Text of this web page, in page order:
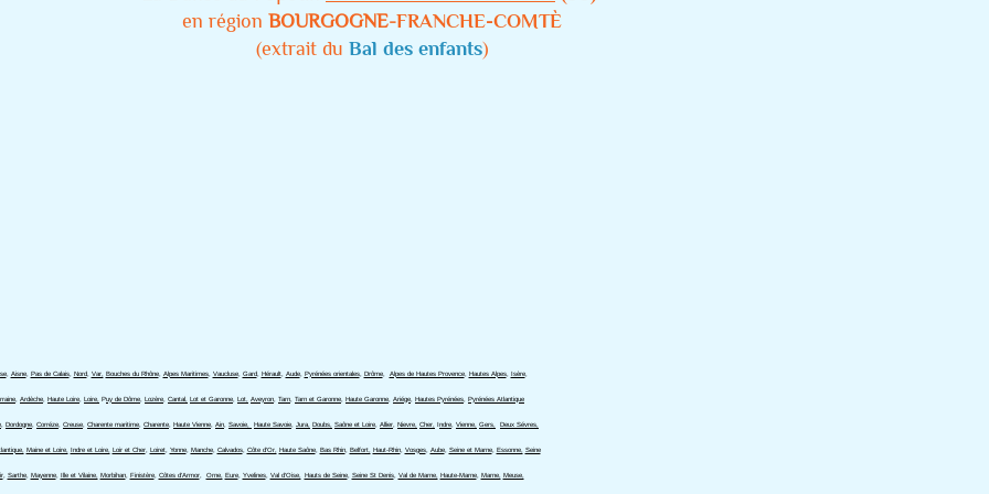
en région BOURGOGNE-FRANCHE-COMTÈ
(extrait du Bal des enfants)
, Aisne, Pas de Calais, Nord, Var, Bouches du Rhône, Alpes Maritimes, Vaucluse, Gard, Hérault, Aude, Pyrénées orientales, Drôme, Alpes de Hautes Provence, Hautes Alpes, Isère,
Ardèche Haute Loire Loire, Puy de Dôme Lozère Cantal, Lot et Garonne Lot, Aveyron Tarn Tarn et Garonne Haute Garonne Ariége Hautes Pyrénées Pyrénées Atlantique
Dordogne Corréze Creuse Charente maritime Charente Haute Vienne Ain Savoie, Haute Savoie Jura, Doubs, Saône et Loire Allier Nievre, Cher, Indre Vienne, Gers, Deux Sévres,
Maine et Loire, Indre et Loire, Loir et Cher, Loiret, Yonne, Manche, Calvados, Côte d'Or, Haute Saône, Bas Rhin, Belfort, Haut-Rhin, Vosges, Aube, Seine et Marne, Essonne, Seine
, Sarthe, Mayenne, Ille et Vilaine, Morbihan, Finistère, Côtes d'Armor, Orne, Eure, Yvelines, Val d'Oise, Hauts de Seine, Seine St Denis, Val de Marne, Haute-Marne, Marne, Meuse,